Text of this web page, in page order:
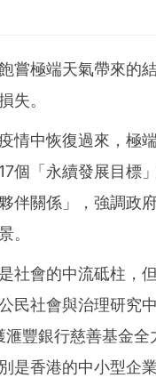
嘗極端天氣帶來的
失。
情中恢復過來，極
個「永續發展目標
伴關係」，強調政
。
社會的中流砥柱，
民社會與治理研
滙豐銀行慈善基金全
是香港的中小型企